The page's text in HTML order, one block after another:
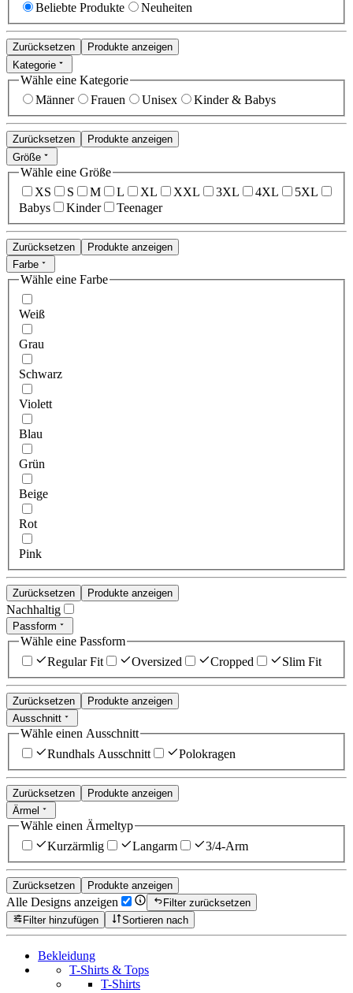
Beliebte Produkte
Neuheiten
Zurücksetzen
Produkte anzeigen
Kategorie
Wähle eine Kategorie
Männer
Frauen Unisex Kinder & Babys
Zurücksetzen
Produkte anzeigen
Größe
Wähle eine Größe
XS
S M L XL XXL 3XL 4XL
5XL
Babys
Kinder Teenager
Zurücksetzen
Produkte anzeigen
Farbe
Wähle eine Farbe
Weiß
Grau
Schwarz
Violett
Blau
Grün
Beige
Rot
Pink
Zurücksetzen Produkte anzeigen
Nachhaltig
Passform
Wähle eine Passform
Regular Fit
Oversized Cropped Slim Fit
Zurücksetzen
Produkte anzeigen
Ausschnitt
Wähle einen Ausschnitt
Rundhals Ausschnitt
Polokragen
Zurücksetzen
Produkte anzeigen
Ärmel
Wähle einen Ärmeltyp
Kurzärmlig
Langarm 3/4-Arm
Zurücksetzen Produkte anzeigen
Alle Designs anzeigen
Filter zurücksetzen
Filter hinzufügen
Sortieren nach
Bekleidung
T-Shirts & Tops
T-Shirts